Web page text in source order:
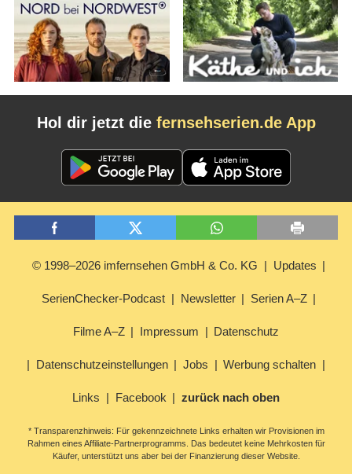
Hol dir jetzt die fernsehserien.de App
© 1998–2026 imfernsehen GmbH & Co. KG Updates
SerienChecker-Podcast Newsletter Serien A–Z
Filme A–Z Impressum Datenschutz
Datenschutzeinstellungen Jobs Werbung schalten
Links Facebook zurück nach oben
* Transparenzhinweis: Für gekennzeichnete Links erhalten wir Provisionen im
Rahmen eines Affiliate-Partnerprogramms. Das bedeutet keine Mehrkosten für
Käufer, unterstützt uns aber bei der Finanzierung dieser Website.